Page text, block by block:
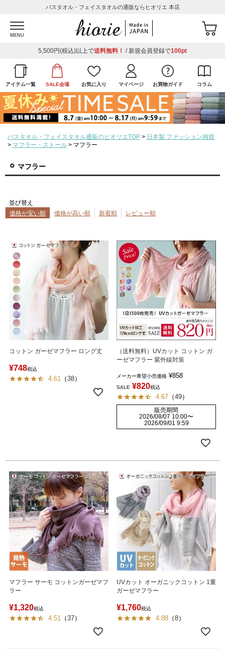
バスタオル・フェイスタオルの通販ならヒオリエ 本店
MENU
5,500円(税込)以上で送料無料！ / 新規会員登録で100pt
アイテム一覧 SALE会場 お気に入り マイページ お買物ガイド コラム
バスタオル・フェイスタオル通販のヒオリエTOP
日本製 ファッション雑貨
マフラー・ストール
マフラー
マフラー
並び替え
価格が安い順
価格が高い順 新着順 レビュー順
コットン ガーゼマフラー ロング丈
¥748税込
4.61 （38）
（送料無料）UVカット コットン ガ
ーゼマフラー 紫外線対策
メーカー希望小売価格 ¥858
SALE ¥820税込
4.67 （49）
販売期間
2026/08/07 10:00〜
2026/09/01 9:59
マフラー サーモ コットンガーゼマフ
ラー
¥1,320税込
4.51 （37）
UVカット オーガニックコットン 1重
ガーゼマフラー
¥1,760税込
4.88 （8）